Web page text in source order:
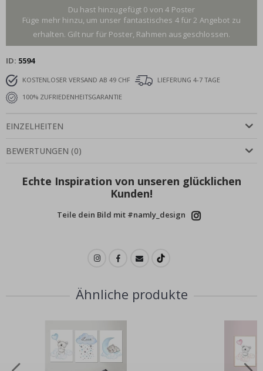
Du hast hinzugefügt 0 von 4 Poster
Füge mehr hinzu, um unser fantastisches 4 für 2 Angebot zu
erhalten. Gilt nur für Poster, Rahmen ausgeschlossen.
ID 5594
KOSTENLOSER VERSAND AB 49 CHF
LIEFERUNG 4-7 TAGE
100% ZUFRIEDENHEITSGARANTIE
EINZELHEITEN
BEWERTUNGEN (0)
Echte Inspiration von unseren glücklichen
Kunden!
Teile dein Bild mit #namly_design
Ähnliche produkte